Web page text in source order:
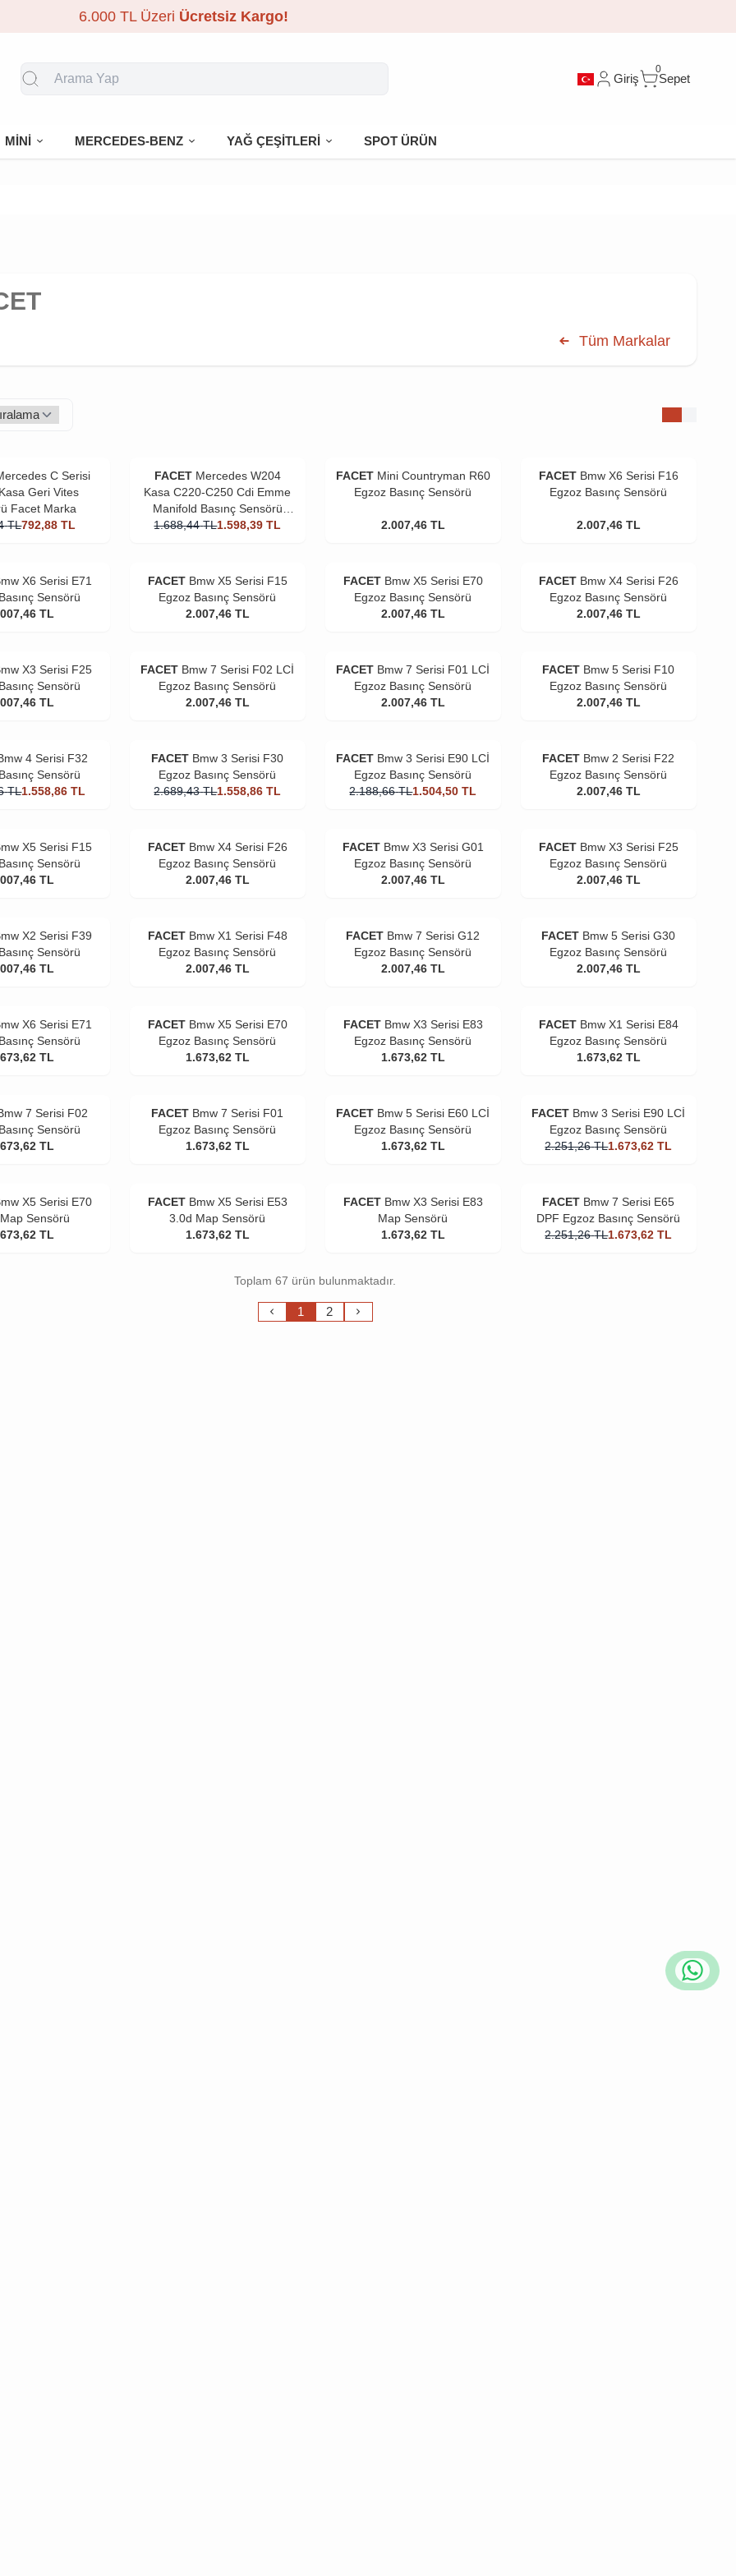
6.000 TL Üzeri Ücretsiz Kargo!
Giriş
0
Sepet
MİNİ MERCEDES-BENZ YAĞ ÇEŞİTLERİ SPOT ÜRÜN
Tüm Markalar
C Serisi
Geri Vites
Facet Marka
TL792,88 TL
FACET Mercedes W204
Kasa C220-C250 Cdi Emme
Manifold Basınç Sensörü
Facet Marka
1.688,44 TL1.598,39 TL
FACET Mini Countryman R60
Egzoz Basınç Sensörü
2.007,46 TL
FACET Bmw X6 Serisi F16
Egzoz Basınç Sensörü
2.007,46 TL
X6 Serisi E71
Sensörü
TL
FACET Bmw X5 Serisi F15
Egzoz Basınç Sensörü
2.007,46 TL
FACET Bmw X5 Serisi E70
Egzoz Basınç Sensörü
2.007,46 TL
FACET Bmw X4 Serisi F26
Egzoz Basınç Sensörü
2.007,46 TL
X3 Serisi F25
Sensörü
TL
FACET Bmw 7 Serisi F02 LCİ
Egzoz Basınç Sensörü
2.007,46 TL
FACET Bmw 7 Serisi F01 LCİ
Egzoz Basınç Sensörü
2.007,46 TL
FACET Bmw 5 Serisi F10
Egzoz Basınç Sensörü
2.007,46 TL
4 Serisi F32
Sensörü
TL1.558,86 TL
FACET Bmw 3 Serisi F30
Egzoz Basınç Sensörü
2.689,43 TL1.558,86 TL
FACET Bmw 3 Serisi E90 LCİ
Egzoz Basınç Sensörü
2.188,66 TL1.504,50 TL
FACET Bmw 2 Serisi F22
Egzoz Basınç Sensörü
2.007,46 TL
X5 Serisi F15
Sensörü
TL
FACET Bmw X4 Serisi F26
Egzoz Basınç Sensörü
2.007,46 TL
FACET Bmw X3 Serisi G01
Egzoz Basınç Sensörü
2.007,46 TL
FACET Bmw X3 Serisi F25
Egzoz Basınç Sensörü
2.007,46 TL
X2 Serisi F39
Sensörü
TL
FACET Bmw X1 Serisi F48
Egzoz Basınç Sensörü
2.007,46 TL
FACET Bmw 7 Serisi G12
Egzoz Basınç Sensörü
2.007,46 TL
FACET Bmw 5 Serisi G30
Egzoz Basınç Sensörü
2.007,46 TL
X6 Serisi E71
Sensörü
TL
FACET Bmw X5 Serisi E70
Egzoz Basınç Sensörü
1.673,62 TL
FACET Bmw X3 Serisi E83
Egzoz Basınç Sensörü
1.673,62 TL
FACET Bmw X1 Serisi E84
Egzoz Basınç Sensörü
1.673,62 TL
7 Serisi F02
Sensörü
TL
FACET Bmw 7 Serisi F01
Egzoz Basınç Sensörü
1.673,62 TL
FACET Bmw 5 Serisi E60 LCİ
Egzoz Basınç Sensörü
1.673,62 TL
FACET Bmw 3 Serisi E90 LCİ
Egzoz Basınç Sensörü
2.251,26 TL1.673,62 TL
X5 Serisi E70
Sensörü
TL
FACET Bmw X5 Serisi E53
3.0d Map Sensörü
1.673,62 TL
FACET Bmw X3 Serisi E83
Map Sensörü
1.673,62 TL
FACET Bmw 7 Serisi E65
DPF Egzoz Basınç Sensörü
2.251,26 TL1.673,62 TL
Toplam 67 ürün bulunmaktadır.
1 2